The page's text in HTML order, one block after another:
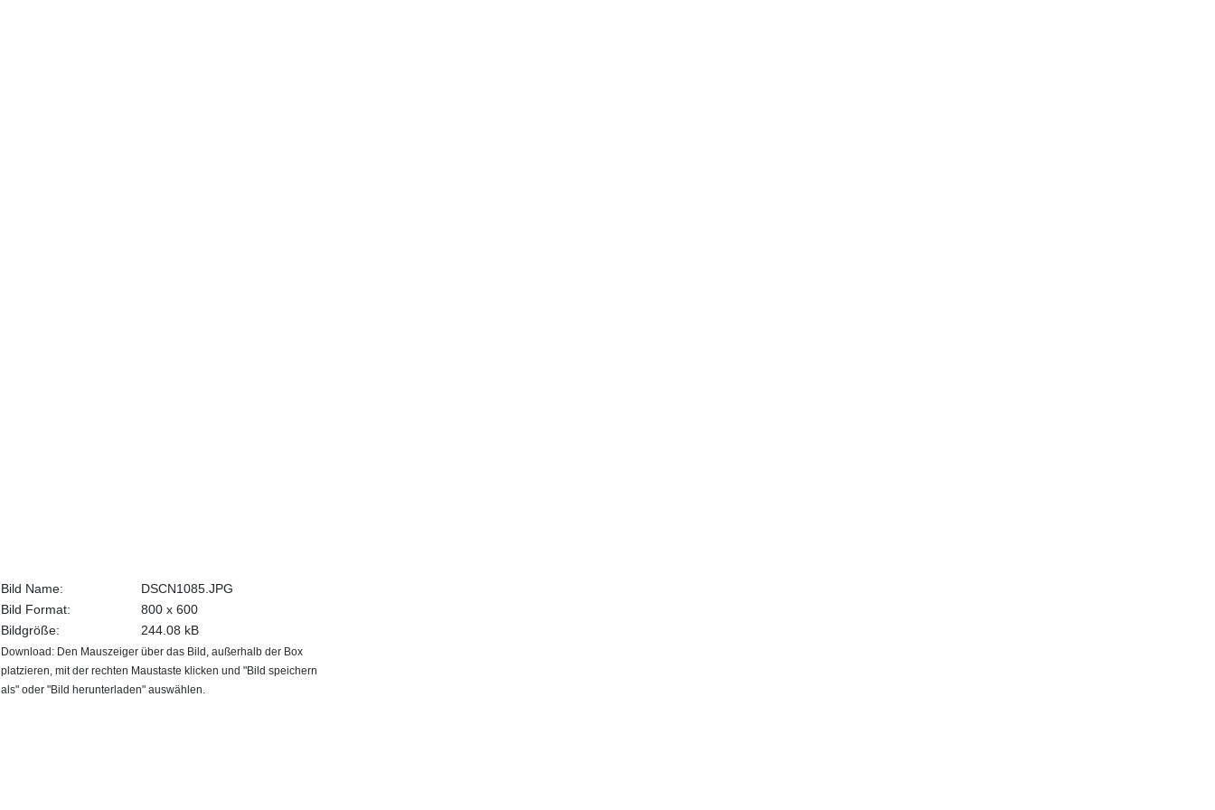
Bild Name:
DSCN1085.JPG
Bild Format:
800 x 600
Bildgröße:
244.08 kB
Download: Den Mauszeiger über das Bild, außerhalb der Box
platzieren, mit der rechten Maustaste klicken und "Bild speichern
als" oder "Bild herunterladen" auswählen.